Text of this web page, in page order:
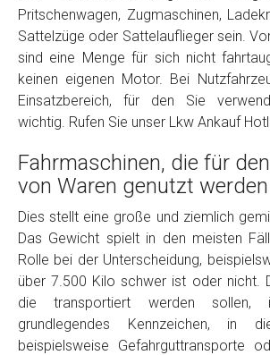
Getriebe
Bekannte Schäden
Kilometerstand
Preisvorstellung
Name*
Telefon
Pritschenwagen, Zugmaschinen,
Sattelzüge oder Sattelauflieger sein.
sind eine Menge für sich nicht
keinen eigenen Motor. Bei
Einsatzbereich, für den Sie
wichtig. Rufen Sie unser Lkw Ankauf
Fahrmaschinen, die für
von Waren genutzt werden
Dies stellt eine große und ziemlich
Das Gewicht spielt in den meisten
Rolle bei der Unterscheidung,
über 7.500 Kilo schwer ist oder nicht.
die transportiert werden
grundlegendes Kennzeichen, in
beispielsweise Gefahrguttransporte